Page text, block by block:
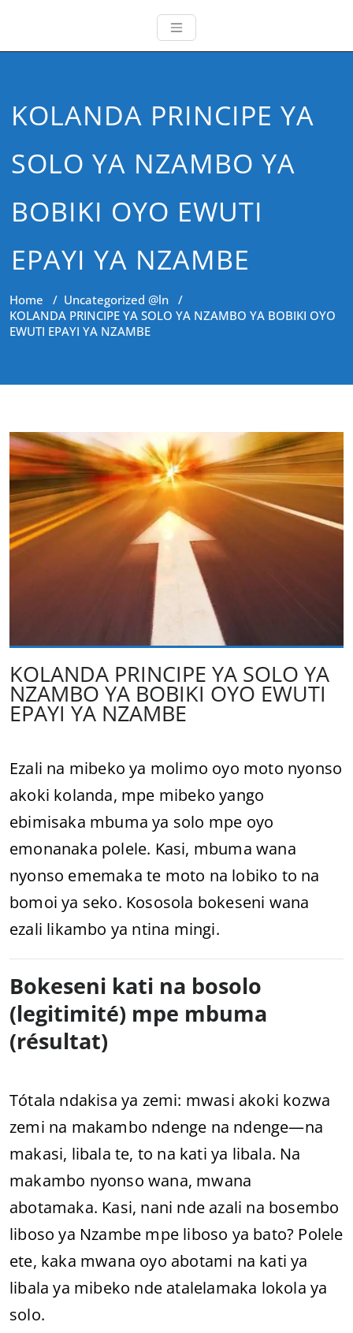
KOLANDA PRINCIPE YA
SOLO YA NZAMBO YA
BOBIKI OYO EWUTI
EPAYI YA NZAMBE
Home / Uncategorized @ln /
KOLANDA PRINCIPE YA SOLO YA NZAMBO YA BOBIKI OYO
EWUTI EPAYI YA NZAMBE
KOLANDA PRINCIPE YA SOLO YA
NZAMBO YA BOBIKI OYO EWUTI
EPAYI YA NZAMBE
Ezali na mibeko ya molimo oyo moto nyonso
akoki kolanda, mpe mibeko yango
ebimisaka mbuma ya solo mpe oyo
emonanaka polele. Kasi, mbuma wana
nyonso ememaka te moto na lobiko to na
bomoi ya seko. Kososola bokeseni wana
ezali likambo ya ntina mingi.
Bokeseni kati na bosolo
(legitimité) mpe mbuma
(résultat)
Tótala ndakisa ya zemi: mwasi akoki kozwa
zemi na makambo ndenge na ndenge—na
makasi, libala te, to na kati ya libala. Na
makambo nyonso wana, mwana
abotamaka. Kasi, nani nde azali na bosembo
liboso ya Nzambe mpe liboso ya bato? Polele
ete, kaka mwana oyo abotami na kati ya
libala ya mibeko nde atalelamaka lokola ya
solo.